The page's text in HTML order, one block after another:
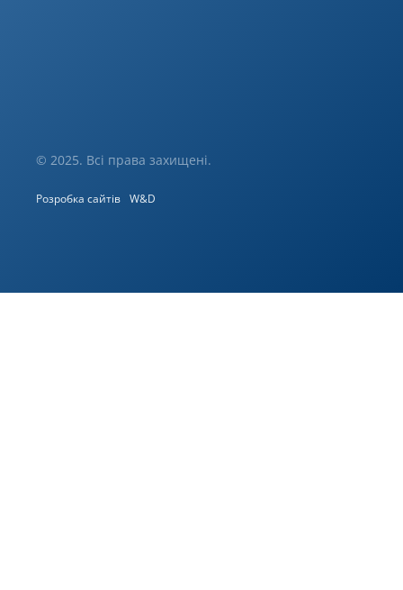
© 2025. Всі права захищені.
Розробка сайтів W&D